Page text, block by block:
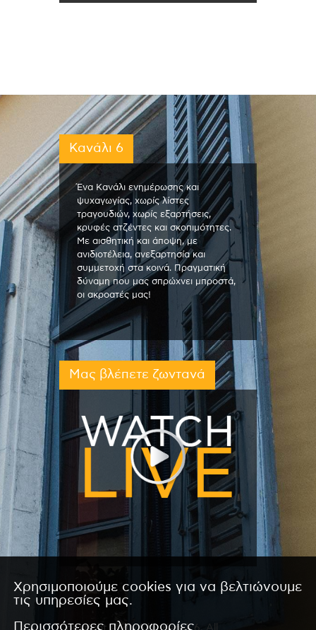
Κανάλι 6
Ένα Κανάλι ενημέρωσης και
ψυχαγωγίας, χωρίς λίστες
τραγουδιών, χωρίς εξαρτήσεις,
κρυφές ατζέντες και σκοπιμότητες.
Με αισθητική και άποψη, με
ανιδιοτέλεια, ανεξαρτησία και
συμμετοχή στα κοινά. Πραγματική
δύναμη που μας σπρώχνει μπροστά,
οι ακροατές μας!
Μας βλέπετε ζωντανά
Copyright © 2026 by Kanali 6. All
Χρησιμοποιούμε cookies για να βελτιώνουμε
τις υπηρεσίες μας.
Περισσότερες πληροφορίες